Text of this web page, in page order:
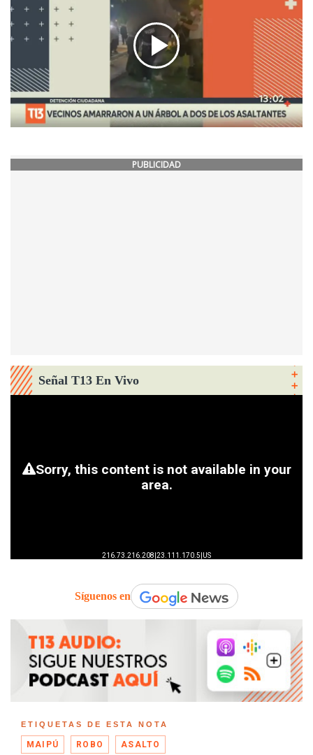
PUBLICIDAD
Señal T13 En Vivo
Síguenos en
ETIQUETAS DE ESTA NOTA
MAIPÚ ROBO ASALTO